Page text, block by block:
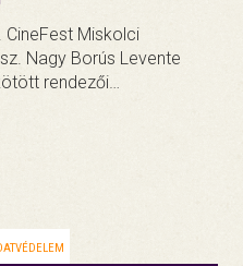
CineFest Miskolci
Nagy Borús Levente
rendezői…